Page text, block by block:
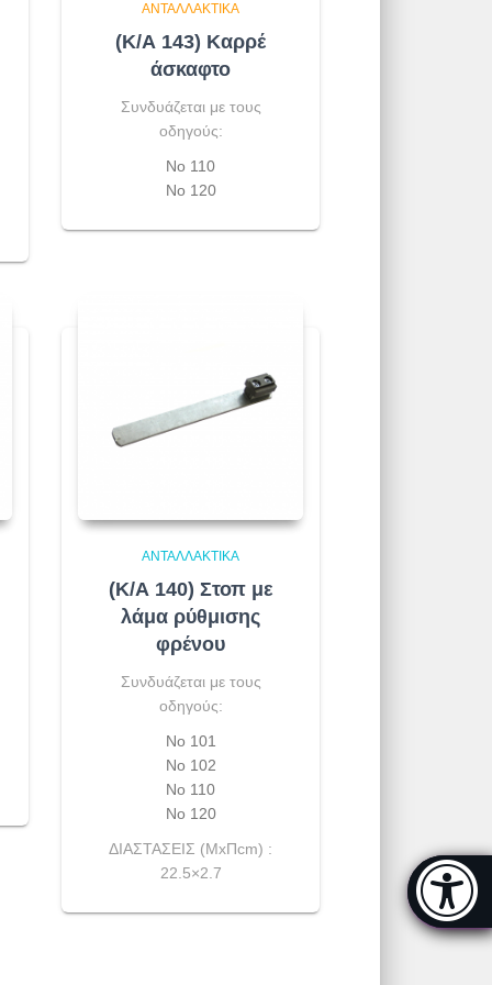
Μπάρα
ΑΝΤΑΛΛΑΚΤΙΚΆ
(Κ/Α 143) Καρρέ
άσκαφτο
Συνδυάζεται με τους
οδηγούς:
Νο 110
Νο 120
ΑΝΤΑΛΛΑΚΤΙΚΆ
(Κ/Α 140) Στοπ με
λάμα ρύθμισης
φρένου
Συνδυάζεται με τους
οδηγούς:
Νο 101
Νο 102
Νο 110
Νο 120
ΔΙΑΣΤΑΣΕΙΣ (ΜxΠcm) :
22.5×2.7